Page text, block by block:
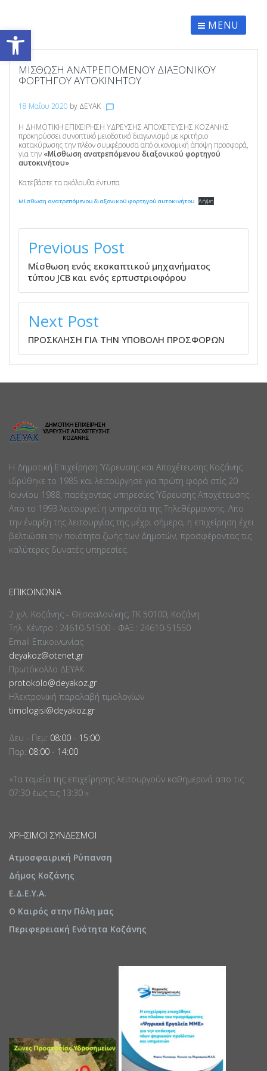
Ανοίξτε τη γραμμή εργαλείων MENU
ΜΊΣΘΩΣΗ ΑΝΑΤΡΕΠΌΜΕΝΟΥ ΔΙΑΞΟΝΙΚΟΎ
ΦΟΡΤΗΓΟΎ ΑΥΤΟΚΙΝΉΤΟΥ
18 Μαΐου 2020 by ΔΕΥΑΚ chat_bubble_outline
Η ΔΗΜΟΤΙΚΗ ΕΠΙΧΕΙΡΗΣΗ ΥΔΡΕΥΣΗΣ ΑΠΟΧΕΤΕΥΣΗΣ ΚΟΖΑΝΗΣ
προκηρύσσει συνοπτικό μειοδοτικό διαγωνισμό με κριτήριο
κατακύρωσης την πλέον συμφέρουσα από οικονομική άποψη προσφορά,
για την «Μίσθωση ανατρεπόμενου διαξονικού φορτηγού
αυτοκινήτου»
Κατεβάστε τα ακόλουθα έντυπα
Μίσθωση ανατρεπόμενου διαξονικού φορτηγού αυτοκινήτου Λήψη
ΠΛΟΉΓΗΣΗ
ΆΡΘΡΩΝ
Previous Post
Μίσθωση ενός εκσκαπτικού μηχανήματος
τύπου JCB και ενός ερπυστριοφόρου
Next Post
ΠΡΟΣΚΛΗΣΗ ΓΙΑ ΤΗΝ ΥΠΟΒΟΛΗ ΠΡΟΣΦΟΡΩΝ
Η Δημοτική Επιχείρηση Ύδρευσης και Αποχέτευσης Κοζάνης
ιδρύθηκε το 1985 και λειτούργησε για πρώτη φορά στίς 20
Ιουνίου 1988, παρέχοντας υπηρεσίες Ύδρευσης Αποχέτευσης.
Απο το 1993 λειτουργεί η υπηρεσία της Τηλεθέρμανσης. Απο
την έναρξη της λειτουργίας της μέχρι σήμερα, η επιχείρηση έχει
βελτιώσει την ποιότητα ζωής των Δημοτών, προσφέροντας τις
καλύτερες δυνατές υπηρεσίες.
ΕΠΙΚΟΙΝΩΝΊΑ
2 χιλ. Κοζάνης - Θεσσαλονίκης, ΤΚ 50100, Κοζάνη
Τηλ. Κέντρο : 24610-51500 - ΦΑΞ : 24610-51550
Email Επικοινωνίας
deyakoz@otenet.gr
Πρωτόκολλο ΔΕΥΑΚ
protokolo@deyakoz.gr
Ηλεκτρονική παραλαβή τιμολογίων
timologisi@deyakoz.gr
Δευ - Πεμ: 08:00 - 15:00
Παρ: 08:00 - 14:00
«Τα ταμεία της επιχείρησης λειτουργούν καθημερινά απο τις
07:30 έως τις 13:30 »
ΧΡΉΣΙΜΟΙ ΣΎΝΔΕΣΜΟΙ
Ατμοσφαιρική Ρύπανση
Δήμος Κοζάνης
Ε.Δ.Ε.Υ.Α.
Ο Καιρός στην Πόλη μας
Περιφερειακή Ενότητα Κοζάνης